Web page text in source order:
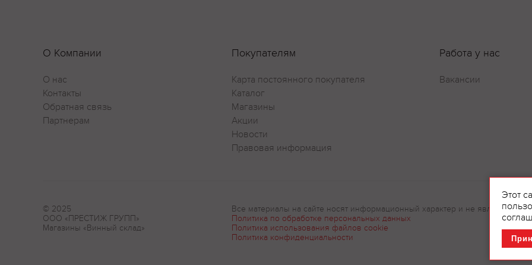
О Компании
О нас
Контакты
Обратная связь
Партнерам
Покупателям
Карта постоянного покупателя
Каталог
Магазины
Акции
Новости
Правовая информация
Работа у нас
Вакансии
© 2025
ООО «ПРЕСТИЖ ГРУПП»
Магазины «Винный склад»
Все материалы на сайте носят информационный характер и не являются
Политика по обработке персональных данных
Политика использования файлов cookie
Политика конфиденциальности
Этот